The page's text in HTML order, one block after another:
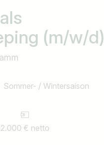
(m/w/d)
Sommer- / Wintersaison
2.000 € netto